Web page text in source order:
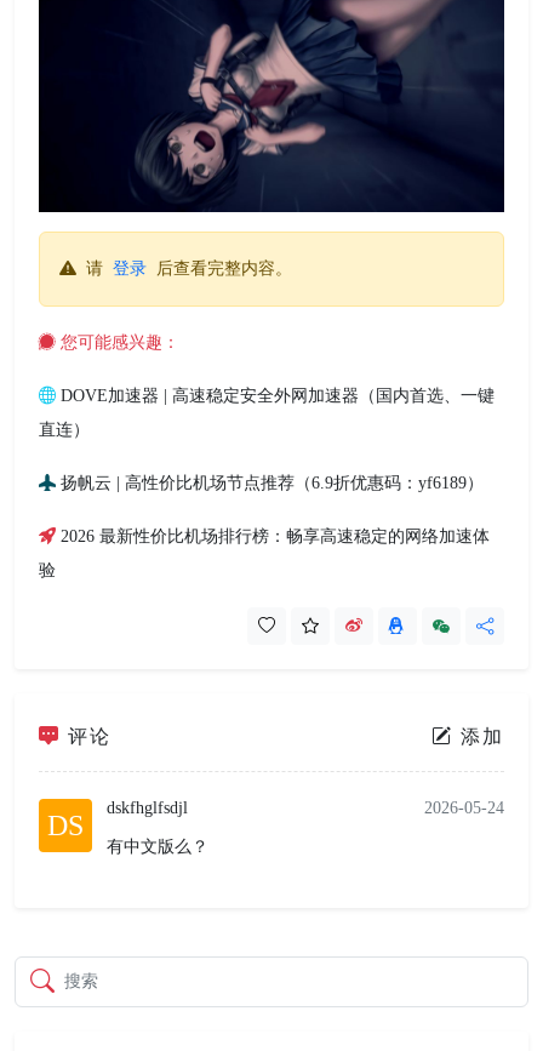
请 登录 后查看完整内容。
您可能感兴趣：
DOVE加速器 | 高速稳定安全外网加速器（国内首选、一键
直连）
扬帆云 | 高性价比机场节点推荐（6.9折优惠码：yf6189）
2026 最新性价比机场排行榜：畅享高速稳定的网络加速体
验
评论 添加
DS
dskfhglfsdjl 2026-05-24
有中文版么？
搜索